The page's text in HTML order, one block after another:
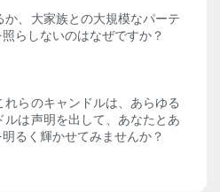
、大家族との大規模なパーテ
らしないのはなぜですか？
らのキャンドルは、あらゆる
は声明を出して、あなたとあ
るく輝かせてみませんか？